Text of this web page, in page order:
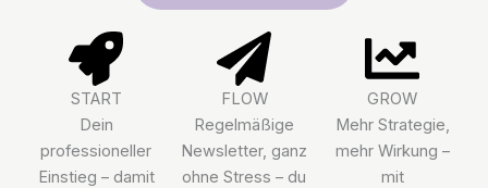
START
Dein
professioneller
Einstieg – damit
FLOW
Regelmäßige
Newsletter, ganz
ohne Stress – du
GROW
Mehr Strategie,
mehr Wirkung –
mit